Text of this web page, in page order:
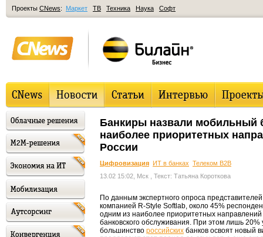
Проекты CNews: Маркет ТВ Техника Наука Софт
Банкиры назвали мобильный
наиболее приоритетных
России
Цифровизация ИТ в банках Телеком B2B
13.02 15:02, Мск , Текст: Татьяна Короткова
По данным экспертного опроса
компанией R-Style Softlab, около 45%
одним из наиболее приоритетных направлений
банковского обслуживания. При этом лишь 20%
большинство российских банков освоят новый